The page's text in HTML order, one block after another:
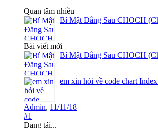
Quan tâm nhiều
Bí Mật Đằng Sau CHOCH
Bài viết mới
Bí Mật Đằng Sau CHOCH
em xin hỏi về code chart
Admin, 11/11/18
#1
Đang tải...